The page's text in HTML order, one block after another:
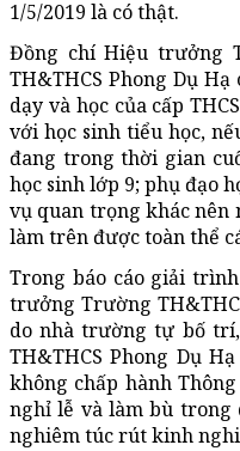
1/5/2019 là có thật.
Đồng chí Hiệu trưởng
TH&THCS Phong Dụ
dạy và học của cấp
với học sinh tiểu học,
đang trong thời gian
học sinh lớp 9; phụ đạo
vụ quan trọng khác nên
làm trên được toàn thể
Trong báo cáo giải
trưởng Trường
do nhà trường tự bố
TH&THCS Phong Dụ
không chấp hành
nghỉ lễ và làm bù trong
nghiêm túc rút kinh